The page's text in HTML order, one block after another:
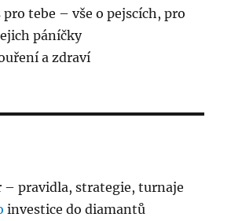
pro tebe – vše o pejscích, pro
páníčky
a zdraví
– pravidla, strategie, turnaje
investice do diamantů